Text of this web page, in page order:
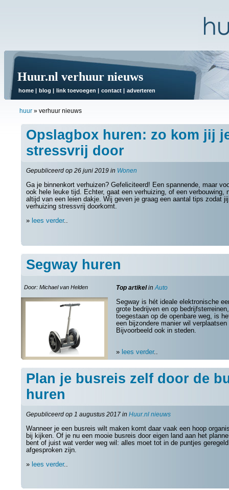
Huur.nl verhuur nieuws
home | blog | link toevoegen | contact | adverteren
huur » verhuur nieuws
Opslagbox huren: zo kom jij
stressvrij door
Gepubliceerd op 26 juni 2019 in Wonen
Ga je binnenkort verhuizen? Gefeliciteerd! Een spannende, maar
ook hele leuke tijd. Echter, gaat een verhuizing, of een verbouwing,
altijd van een leien dakje. Wij geven je graag een aantal tips zodat
verhuizing stressvrij doorkomt.
» lees verder..
Segway huren
Top artikelin Auto
Segway is hét ideale elektronische
grote bedrijven en op
toegestaan op de openbare weg, is
een bijzondere manier wil
Bijvoorbeeld ook in steden.
» lees verder..
Door: Michael van Helden
Plan je busreis zelf door de
huren
Gepubliceerd op 1 augustus 2017 in Huur.nl nieuws
Wanneer je een busreis wilt maken komt daar vaak een hoop
bij kijken. Of je nu een mooie busreis door eigen land aan het
bent of juist wat verder weg wil: alles moet tot in de puntjes
afgesproken zijn.
» lees verder..